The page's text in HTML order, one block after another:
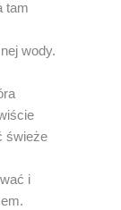
tam
wody.
świeże
i